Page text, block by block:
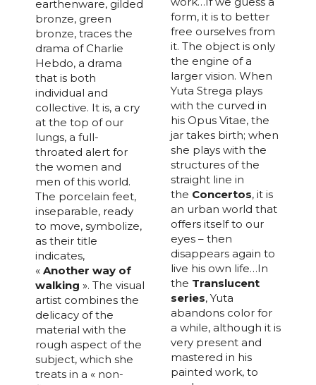
earthenware, gilded
bronze, green
bronze, traces the
drama of Charlie
Hebdo, a drama
that is both
individual and
collective. It is, a cry
at the top of our
lungs, a full-
throated alert for
the women and
men of this world.
The porcelain feet,
inseparable, ready
to move, symbolize,
as their title
indicates,
« Another way of
walking ». The visual
artist combines the
delicacy of the
material with the
rough aspect of the
subject, which she
treats in a « non-
form, it is to better
free ourselves from
it. The object is only
the engine of a
larger vision. When
Yuta Strega plays
with the curved in
his Opus Vitae, the
jar takes birth; when
she plays with the
structures of the
straight line in
the Concertos, it is
an urban world that
offers itself to our
eyes – then
disappears again to
live his own life…In
the Translucent
series, Yuta
abandons color for
a while, although it is
very present and
mastered in his
painted work, to